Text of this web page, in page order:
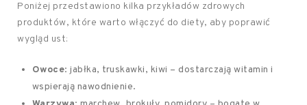
Poniżej przedstawiono kilka przykładów zdrowych
produktów, które warto włączyć do diety, aby poprawić
wygląd ust:
Owoce: jabłka, truskawki, kiwi – dostarczają witamin i
wspierają nawodnienie.